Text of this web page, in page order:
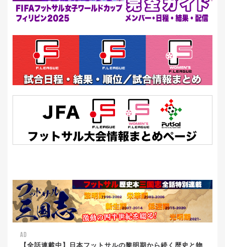
AD
【全話連載中】日本フットサルの黎明期から続く歴史と物